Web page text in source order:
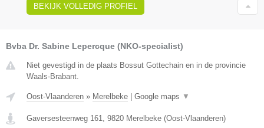
BEKIJK VOLLEDIG PROFIEL
Bvba Dr. Sabine Lepercque (NKO-specialist)
Niet gevestigd in de plaats Bossut Gottechain en in de provincie
Waals-Brabant.
Oost-Vlaanderen » Merelbeke Google maps ▼
Gaversesteenweg 161, 9820 Merelbeke (Oost-Vlaanderen)